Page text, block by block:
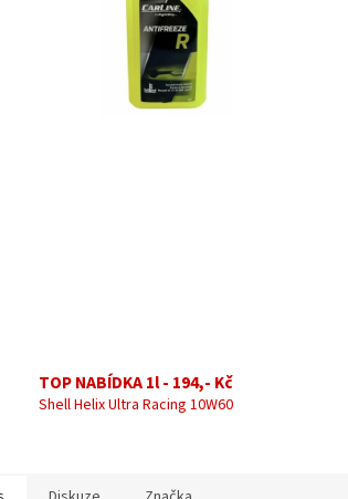
TOP NABÍDKA 1l - 194,- Kč
Shell Helix Ultra Racing 10W60